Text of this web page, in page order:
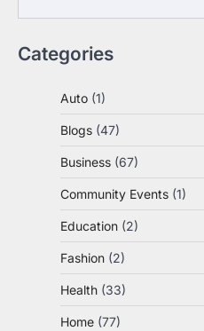
Categories
Auto (1)
Blogs (47)
Business (67)
Community Events (1)
Education (2)
Fashion (2)
Health (33)
Home (77)